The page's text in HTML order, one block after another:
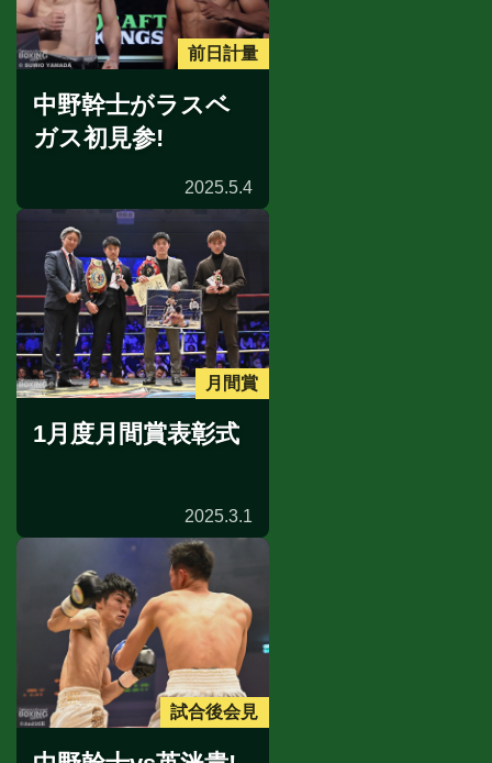
前日計量
中野幹士がラスベ
ガス初見参!
2025.5.4
月間賞
1月度月間賞表彰式
2025.3.1
試合後会見